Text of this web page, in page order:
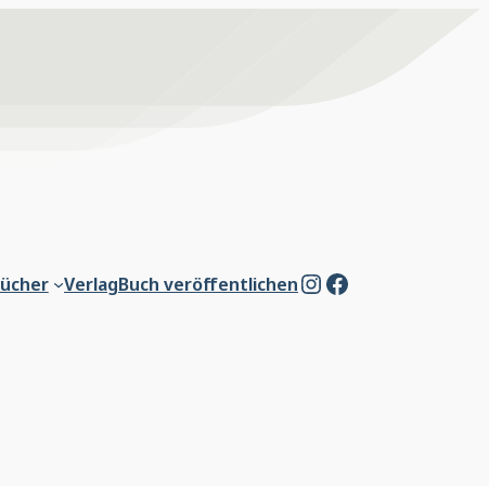
VerlagBuch veröffentlichenInstagram
Facebook